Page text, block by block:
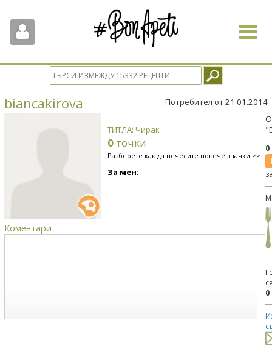
Toggle
biancakirova Потребител от 21.01.2014
ТИТЛА: Чирак
0 точки
Разберете как да печелите повече значки >>
За мен:
Коментари
0